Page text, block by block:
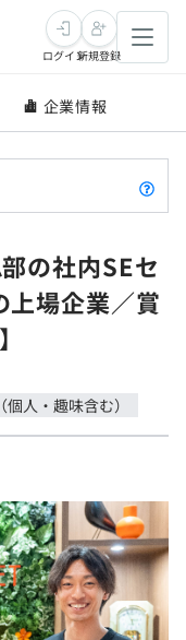
ログイン新規登録
企業情報
の社内SEセ
上場企業／賞
人・趣味含む）